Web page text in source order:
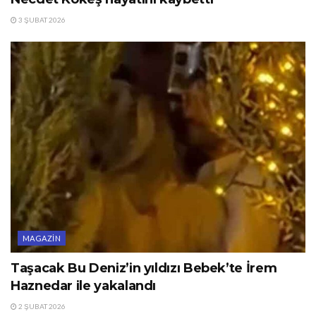
3 ŞUBAT 2026
MAGAZIN
Taşacak Bu Deniz’in yıldızı Bebek’te İrem
Haznedar ile yakalandı
2 ŞUBAT 2026